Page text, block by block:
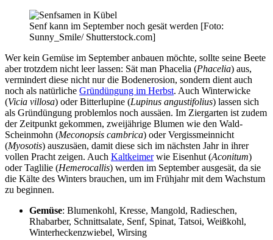
Senf kann im September noch gesät werden [Foto:
Sunny_Smile/ Shutterstock.com]
Wer kein Gemüse im September anbauen möchte, sollte seine Beete
aber trotzdem nicht leer lassen: Sät man Phacelia (Phacelia) aus,
vermindert diese nicht nur die Bodenerosion, sondern dient auch
noch als natürliche Gründüngung im Herbst. Auch Winterwicke
(Vicia villosa) oder Bitterlupine (Lupinus angustifolius) lassen sich
als Gründüngung problemlos noch aussäen. Im Ziergarten ist zudem
der Zeitpunkt gekommen, zweijährige Blumen wie den Wald-
Scheinmohn (Meconopsis cambrica) oder Vergissmeinnicht
(Myosotis) auszusäen, damit diese sich im nächsten Jahr in ihrer
vollen Pracht zeigen. Auch Kaltkeimerwie Eisenhut (Aconitum)
oder Taglilie (Hemerocallis) werden im September ausgesät, da sie
die Kälte des Winters brauchen, um im Frühjahr mit dem Wachstum
zu beginnen.
Gemüse: Blumenkohl, Kresse, Mangold, Radieschen,
Rhabarber, Schnittsalate, Senf, Spinat, Tatsoi, Weißkohl,
Winterheckenzwiebel, Wirsing